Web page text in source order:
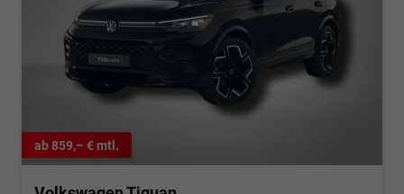
ab 859,– € mtl.